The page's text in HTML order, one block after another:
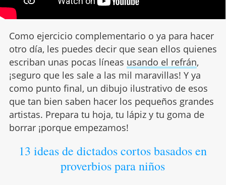
Como ejercicio complementario o ya para hacer
otro día, les puedes decir que sean ellos quienes
escriban unas pocas líneas usando el refrán,
¡seguro que les sale a las mil maravillas! Y ya
como punto final, un dibujo ilustrativo de esos
que tan bien saben hacer los pequeños grandes
artistas. Prepara tu hoja, tu lápiz y tu goma de
borrar ¡porque empezamos!
13 ideas de dictados cortos basados en
proverbios para niños